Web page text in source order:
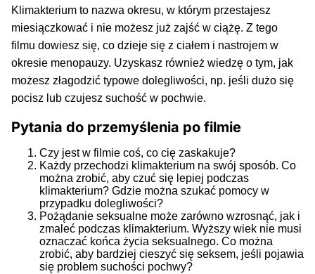
Klimakterium to nazwa okresu, w którym przestajesz
miesiączkować i nie możesz już zajść w ciążę. Z tego
filmu dowiesz się, co dzieje się z ciałem i nastrojem w
okresie menopauzy. Uzyskasz również wiedzę o tym, jak
możesz złagodzić typowe dolegliwości, np. jeśli dużo się
pocisz lub czujesz suchość w pochwie.
Pytania do przemyślenia po filmie
Czy jest w filmie coś, co cię zaskakuje?
Każdy przechodzi klimakterium na swój sposób. Co
można zrobić, aby czuć się lepiej podczas
klimakterium? Gdzie można szukać pomocy w
przypadku dolegliwości?
Pożądanie seksualne może zarówno wzrosnąć, jak i
zmaleć podczas klimakterium. Wyższy wiek nie musi
oznaczać końca życia seksualnego. Co można
zrobić, aby bardziej cieszyć się seksem, jeśli pojawia
się problem suchości pochwy?